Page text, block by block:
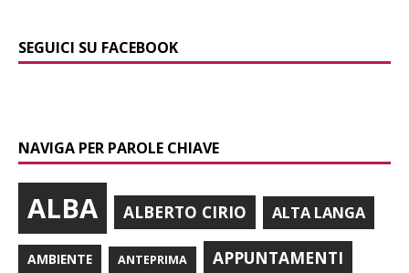
SEGUICI SU FACEBOOK
NAVIGA PER PAROLE CHIAVE
ALBA ALBERTO CIRIO ALTA LANGA
AMBIENTE ANTEPRIMA APPUNTAMENTI